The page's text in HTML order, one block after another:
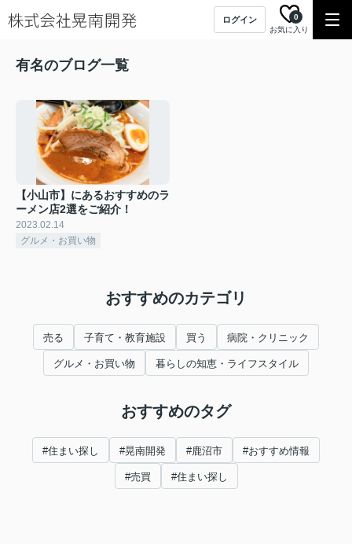
ログイン
お気に入り
0
有名のブログ一覧
【小山市】にあるおすすめのラ
ーメン店2選をご紹介！
2023.02.14
グルメ・お買い物
おすすめのカテゴリ
売る 子育て・教育施設 買う 病院・クリニック
グルメ・お買い物 暮らしの知恵・ライフスタイル
おすすめのタグ
#住まい探し #晃南開発 #鹿沼市 #おすすめ情報
#売買 #住まい探し